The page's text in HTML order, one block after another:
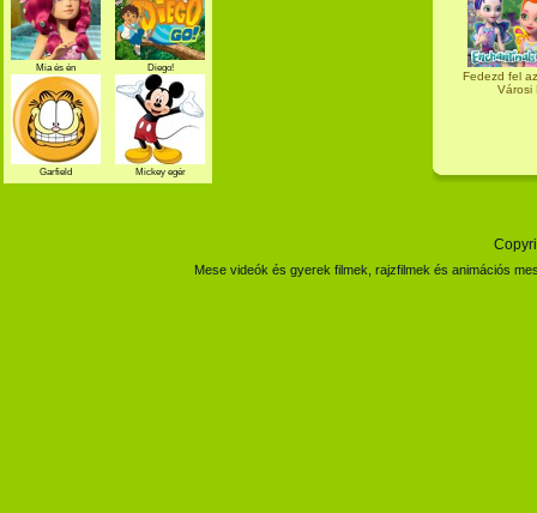
Fedezd fel
Városi
Mia és én Diego!
Garfield Mickey egér
Mese videók és gyerek filmek, rajzfilmek és animációs